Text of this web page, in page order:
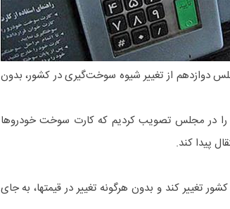
دوازدهم از تغییر شیوه سوخت‌گیری در کشور، بدون
در مجلس تصویب کردیم که کارت سوخت خودرو‌ها
پیدا کند.
در کشور تغییر کند و بدون هرگونه تغییر در قیمتها، به جای